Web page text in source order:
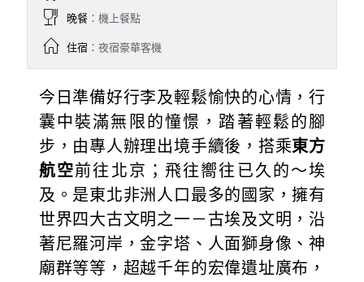
晚餐：機上餐點
住宿：夜宿豪華客機
今日準備好行李及輕鬆愉快的心情，行
囊中裝滿無限的憧憬，踏著輕鬆的腳
步，由專人辦理出境手續後，搭乘東方
航空前往北京；飛往嚮往已久的～埃
及。是東北非洲人口最多的國家，擁有
世界四大古文明之一－古埃及文明，沿
著尼羅河岸，金字塔、人面獅身像、神
廟群等等，超越千年的宏偉遺址廣布，